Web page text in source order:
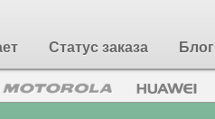
Статус заказа Блог